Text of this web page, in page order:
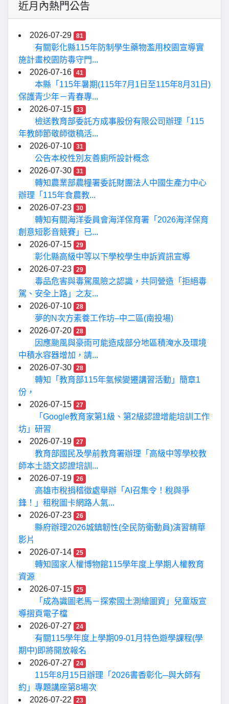
近月內熱門公告
2026-07-29 81
有關彰化縣115年防制學生藥物濫用校園宣導實
施計畫校園防毒守門...
2026-07-16
41
本縣「115年暑期(115年7月1日至115年8月31日)
保護青少年－青春專...
2026-07-15
33
檢送教育部委託方成事股份有限公司辦理「115
年教師節敬師徵稿活...
2026-07-10
31
公告本校性別友善廁所設計概念
2026-07-30
31
轉知農業部農糧署委託財團法人中國生產力中心
辦理「115年食農教...
2026-07-23
30
轉知有關海洋委員會海洋保育署「2026海洋保育
創意短影音競賽」已...
2026-07-15
29
彰化縣高級中等以下學校學生申訴資訊宣導
2026-07-23
29
毒品危害與毒駕風險之認識，共同營造「拒絕毒
駕、安全上路」之友...
2026-07-10
28
夢的N次方素養工作坊–中二區(南投場)
2026-07-20
28
因應颱風與豪雨可能造成部分地區積淹水及環境
中積水容器增加，請...
2026-07-30
28
轉知「教育部115年氣候變遷講習活動」簡章1
份，
2026-07-15
27
「Google教育家第1級、第2級認證增能培訓工作
坊」研習
2026-07-19
27
教育部國民及學前教育署辦理「高級中等學校教
師本土語文認證培訓...
2026-07-19
26
高雄市稅捐稽徵處舉辦「AI召集令！稅與爭
鋒！」租稅圖卡網路人氣...
2026-07-23
26
縣府辦理2026城鎮韌性(全民防衛動員)演習精華
影片
2026-07-14
25
轉知國家人權博物館115學年度上學期人權教育
資源
2026-07-15
25
「成為識圖老馬－探索國土測繪圖資」兒童版宣
導摺頁電子檔
2026-07-27
24
有關115學年度上學期09-01月特色遊學課程(學
期中)即將開放報名
2026-07-27
24
115年8月15日辦理「2026書香彰化─與大師有
約」專題講座第8場次
2026-07-22
23